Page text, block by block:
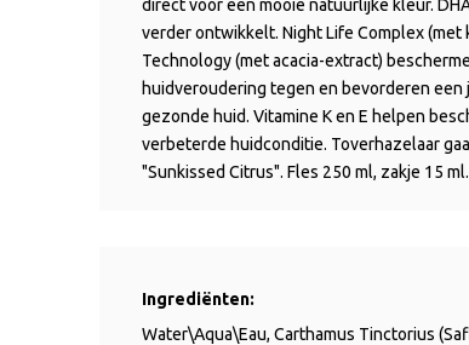
direct voor een mooie natuurlijke kleur.
verder ontwikkelt. NightLife Complex(met
Technology(met acacia-extract) bescherm
huidveroudering tegen en bevorderen
gezonde huid. Vitamine K en E helpen
verbeterde huidconditie. Toverhazelaar
"Sunkissed Citrus". Fles 250 ml, zakje 15 ml.
Ingrediënten:
Water\Aqua\Eau, Carthamus Tinctorius